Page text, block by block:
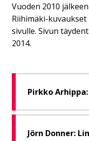
Vuoden 2010
Riihimäki-kuvaukset
sivulle. Sivun
2014.
Pirkko
Jörn Donner: